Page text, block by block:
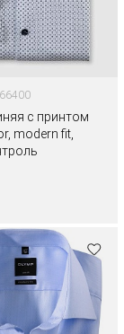
с принтом
modern fit,